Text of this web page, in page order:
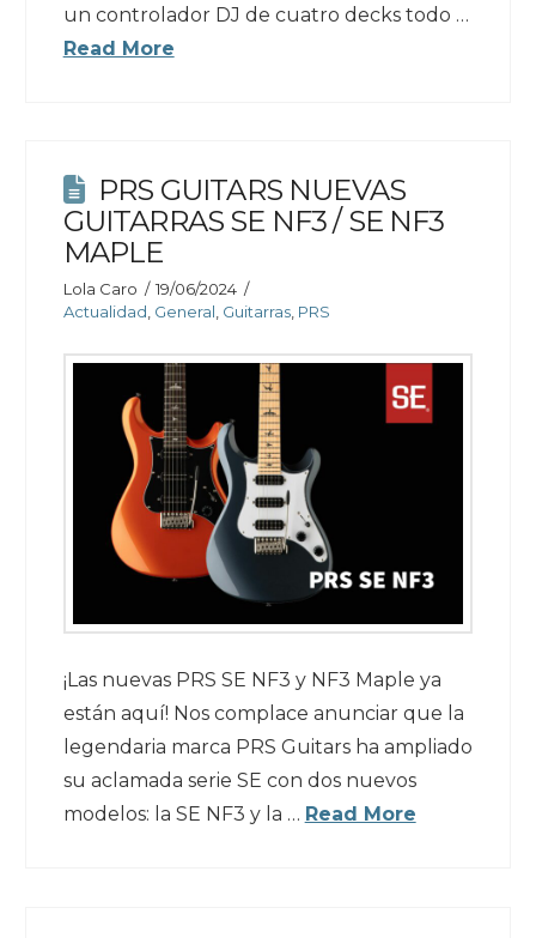
un controlador DJ de cuatro decks todo …
Read More
PRS GUITARS NUEVAS
GUITARRAS SE NF3 / SE NF3
MAPLE
Lola Caro
19/06/2024
Actualidad General Guitarras, PRS
¡Las nuevas PRS SE NF3 y NF3 Maple ya
están aquí! Nos complace anunciar que la
legendaria marca PRS Guitars ha ampliado
su aclamada serie SE con dos nuevos
modelos: la SE NF3 y la … Read More